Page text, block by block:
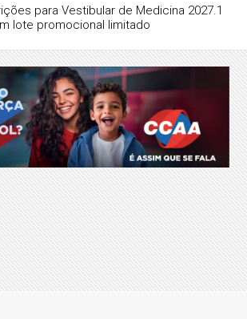
para Vestibular de Medicina 2027.1
lote promocional limitado